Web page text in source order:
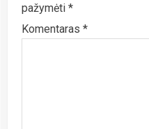
pažymėti *
Komentaras *